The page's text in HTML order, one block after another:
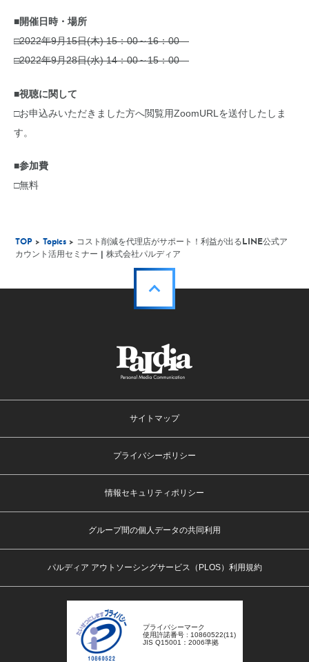
■開催日時・場所
□2022年9月15日(木) 15：00～16：00
□2022年9月28日(水) 14：00～15：00
■視聴に関して
□お申込みいただきました方へ閲覧用ZoomURLを送付したしま
す。
■参加費
□無料
TOP >Topics > コスト削減を代理店がサポート！利益が出るLINE公式ア
カウント活用セミナー | 株式会社パルディア
サイトマップ
プライバシーポリシー
情報セキュリティポリシー
グループ間の個人データの共同利用
パルディア アウトソーシングサービス（PLOS）利用規約
プライバシーマーク
使用許諾番号 : 10860522(11)
JIS Q15001：2006準拠